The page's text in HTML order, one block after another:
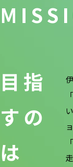
目指
すの
は